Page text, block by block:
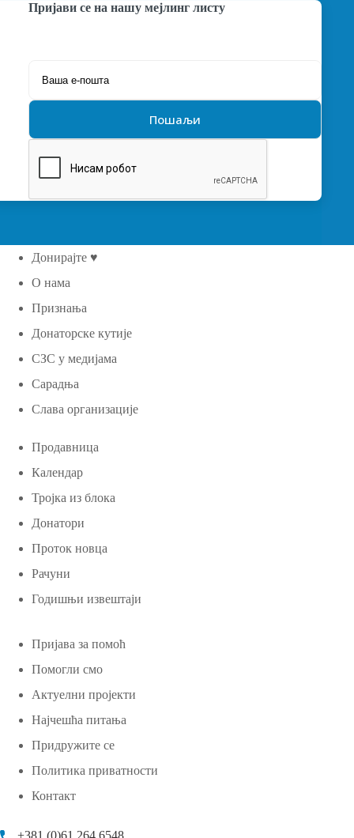
Пријави се на нашу мејлинг листу
Донирајте ♥
О нама
Признања
Донаторске кутије
СЗС у медијама
Сарадња
Слава организације
Продавница
Календар
Тројка из блока
Донатори
Проток новца
Рачуни
Годишњи извештаји
Пријава за помоћ
Помогли смо
Актуелни пројекти
Најчешћа питања
Придружите се
Политика приватности
Контакт